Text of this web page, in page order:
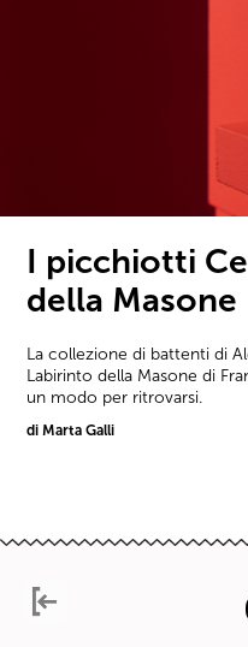
I picchiotti
della Masone
La collezione di battenti di
Labirinto della Masone di
un modo per ritrovarsi.
di Marta Galli